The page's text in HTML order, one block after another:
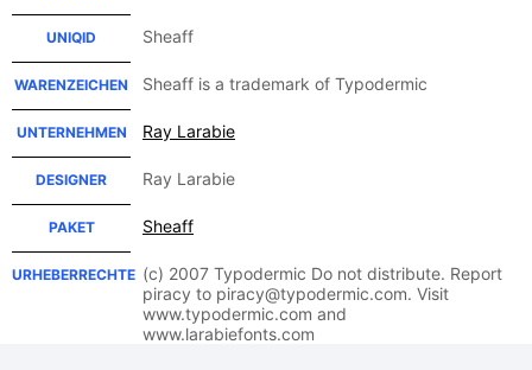
UNIQID Sheaff
WARENZEICHEN Sheaff is a trademark of Typodermic
UNTERNEHMEN Ray Larabie
DESIGNER Ray Larabie
PAKET Sheaff
URHEBERRECHTE (c) 2007 Typodermic Do not distribute. Report
piracy to piracy@typodermic.com. Visit
www.typodermic.com and
www.larabiefonts.com